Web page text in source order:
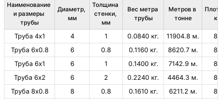
Наименование
и размеры
трубы
Диаметр,
мм
Толщина
стенки,
мм
Вес метра
трубы
Метров в
тонне
Труба 4х1 4 1 0.0840 кг. 11904.8 м.
Труба 6х0.8
6 0.8 0.1160 кг. 8620.7 м.
Труба 6х1
6 1 0.1400 кг. 7142.9 м.
Труба 6х2
6 2 0.2240 кг. 4464.3 м.
Труба 8х0.8
8 0.8 0.1610 кг. 6211.2 м.